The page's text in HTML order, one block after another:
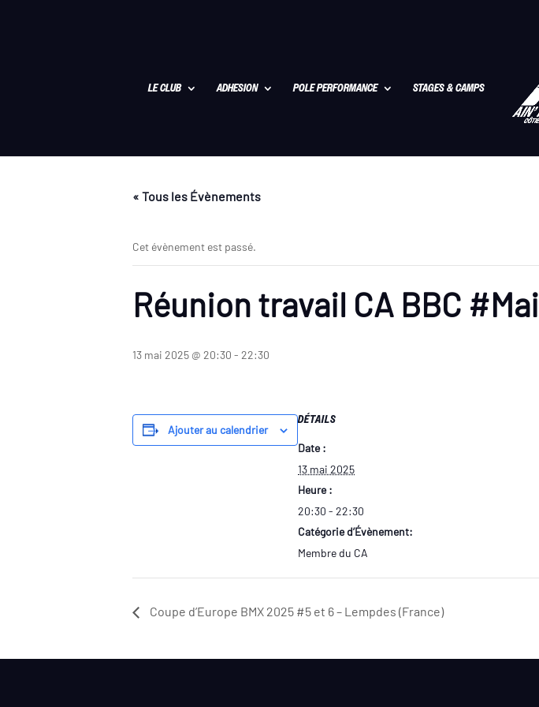
LE CLUB ADHESION POLE PERFORMANCE STAGES & CAMPS
« Tous les Évènements
Cet évènement est passé.
Réunion travail CA BBC #Mai
13 mai 2025 @ 20:30 - 22:30
Ajouter au calendrier
DÉTAILS
Date :
13 mai 2025
Heure :
20:30 - 22:30
Catégorie d’Évènement:
Membre du CA
Coupe d’Europe BMX 2025 #5 et 6 – Lempdes (France)